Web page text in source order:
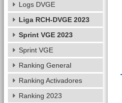
Logs DVGE
Liga RCH-DVGE 2023
Sprint VGE 2023
Sprint VGE
Ranking General
Ranking Activadores
Ranking 2023